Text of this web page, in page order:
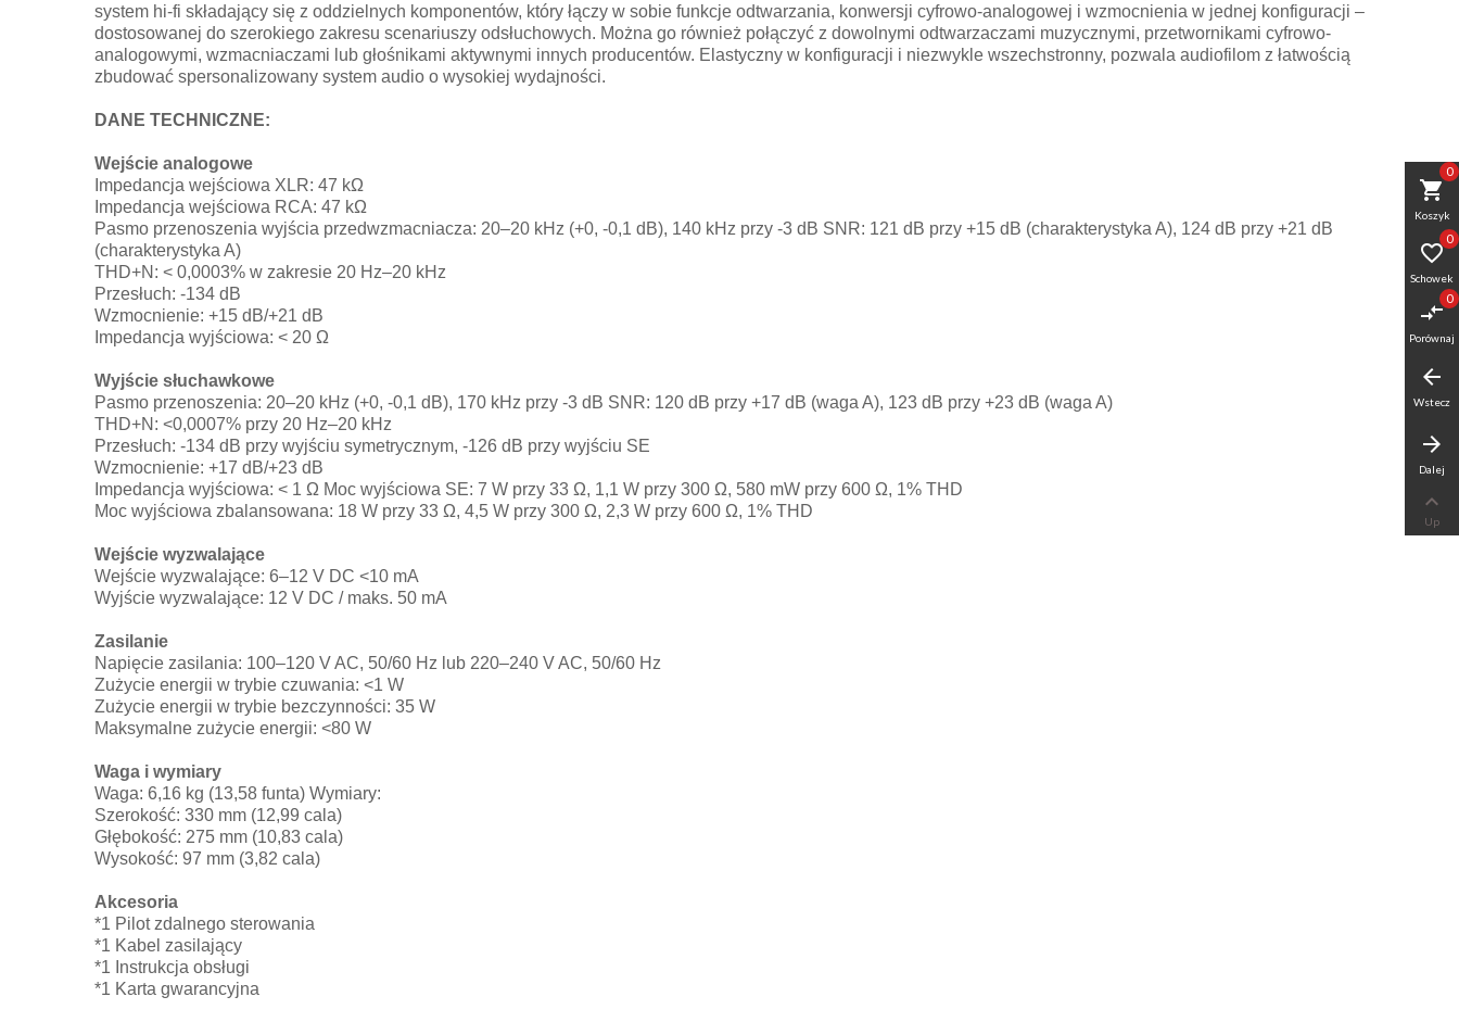
system hi-fi składający się z oddzielnych komponentów, który łączy w sobie funkcje odtwarzania, konwersji cyfrowo-analogowej i wzmocnienia w jednej konfiguracji –
dostosowanej do szerokiego zakresu scenariuszy odsłuchowych. Można go również połączyć z dowolnymi odtwarzaczami muzycznymi, przetwornikami cyfrowo-
analogowymi, wzmacniaczami lub głośnikami aktywnymi innych producentów. Elastyczny w konfiguracji i niezwykle wszechstronny, pozwala audiofilom z łatwością
zbudować spersonalizowany system audio o wysokiej wydajności.
DANE TECHNICZNE:
Wejście analogowe
Impedancja wejściowa XLR: 47 kΩ
Impedancja wejściowa RCA: 47 kΩ
Pasmo przenoszenia wyjścia przedwzmacniacza: 20–20 kHz (+0, -0,1 dB), 140 kHz przy -3 dB SNR: 121 dB przy +15 dB (charakterystyka A), 124 dB przy +21 dB
(charakterystyka A)
THD+N: < 0,0003% w zakresie 20 Hz–20 kHz
Przesłuch: -134 dB
Wzmocnienie: +15 dB/+21 dB
Impedancja wyjściowa: < 20 Ω
Wyjście słuchawkowe
Pasmo przenoszenia: 20–20 kHz (+0, -0,1 dB), 170 kHz przy -3 dB SNR: 120 dB przy +17 dB (waga A), 123 dB przy +23 dB (waga A)
THD+N: <0,0007% przy 20 Hz–20 kHz
Przesłuch: -134 dB przy wyjściu symetrycznym, -126 dB przy wyjściu SE
Wzmocnienie: +17 dB/+23 dB
Impedancja wyjściowa: < 1 Ω Moc wyjściowa SE: 7 W przy 33 Ω, 1,1 W przy 300 Ω, 580 mW przy 600 Ω, 1% THD
Moc wyjściowa zbalansowana: 18 W przy 33 Ω, 4,5 W przy 300 Ω, 2,3 W przy 600 Ω, 1% THD
Wejście wyzwalające
Wejście wyzwalające: 6–12 V DC <10 mA
Wyjście wyzwalające: 12 V DC / maks. 50 mA
Zasilanie
Napięcie zasilania: 100–120 V AC, 50/60 Hz lub 220–240 V AC, 50/60 Hz
Zużycie energii w trybie czuwania: <1 W
Zużycie energii w trybie bezczynności: 35 W
Maksymalne zużycie energii: <80 W
Waga i wymiary
Waga: 6,16 kg (13,58 funta) Wymiary:
Szerokość: 330 mm (12,99 cala)
Głębokość: 275 mm (10,83 cala)
Wysokość: 97 mm (3,82 cala)
Akcesoria
*1 Pilot zdalnego sterowania
*1 Kabel zasilający
*1 Instrukcja obsługi
*1 Karta gwarancyjna
shopping_cart
Koszyk
0

Schowek
0
compare_arrows
Porównaj
0
arrow_back
Wstecz
arrow_forward
Dalej

Up